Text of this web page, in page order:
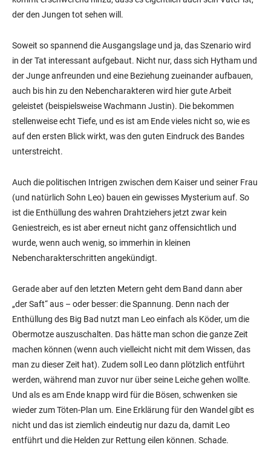
der den Jungen tot sehen will.
Soweit so spannend die Ausgangslage und ja, das Szenario wird
in der Tat interessant aufgebaut. Nicht nur, dass sich Hytham und
der Junge anfreunden und eine Beziehung zueinander aufbauen,
auch bis hin zu den Nebencharakteren wird hier gute Arbeit
geleistet (beispielsweise Wachmann Justin). Die bekommen
stellenweise echt Tiefe, und es ist am Ende vieles nicht so, wie es
auf den ersten Blick wirkt, was den guten Eindruck des Bandes
unterstreicht.
Auch die politischen Intrigen zwischen dem Kaiser und seiner Frau
(und natürlich Sohn Leo) bauen ein gewisses Mysterium auf. So
ist die Enthüllung des wahren Drahtziehers jetzt zwar kein
Geniestreich, es ist aber erneut nicht ganz offensichtlich und
wurde, wenn auch wenig, so immerhin in kleinen
Nebencharakterschritten angekündigt.
Gerade aber auf den letzten Metern geht dem Band dann aber
„der Saft“ aus – oder besser: die Spannung. Denn nach der
Enthüllung des Big Bad nutzt man Leo einfach als Köder, um die
Obermotze auszuschalten. Das hätte man schon die ganze Zeit
machen können (wenn auch vielleicht nicht mit dem Wissen, das
man zu dieser Zeit hat). Zudem soll Leo dann plötzlich entführt
werden, während man zuvor nur über seine Leiche gehen wollte.
Und als es am Ende knapp wird für die Bösen, schwenken sie
wieder zum Töten-Plan um. Eine Erklärung für den Wandel gibt es
nicht und das ist ziemlich eindeutig nur dazu da, damit Leo
entführt und die Helden zur Rettung eilen können. Schade.